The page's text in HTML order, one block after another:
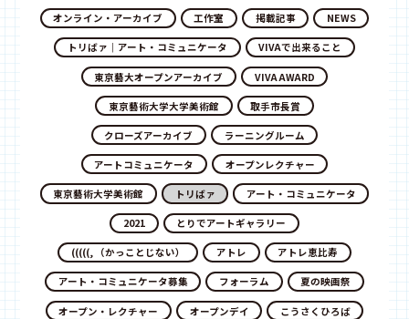
youtube
オンライン・アーカイブ 工作室 掲載記事 NEWS
トリばァ｜アート・コミュニケータ VIVAで出来ること
東京藝大オープンアーカイブ VIVA AWARD
東京藝術大学大学美術館 取手市長賞
クローズアーカイブ ラーニングルーム
アートコミュニケータ オープンレクチャー
東京藝術大学美術館 トリばァ アート・コミュニケータ
2021 とりでアートギャラリー
(((((, （かっことじない） アトレ アトレ恵比寿
アート・コミュニケータ募集 フォーラム 夏の映画祭
オープン・レクチャー オープンデイ こうさくひろば